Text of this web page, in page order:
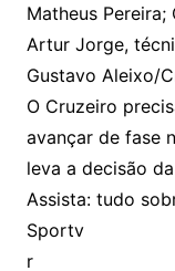
Matheus
Artur Jorge,
Gustavo Aleixo/
O Cruzeiro
avançar de fase
leva a decisão
Assista: tudo
Sportv
r